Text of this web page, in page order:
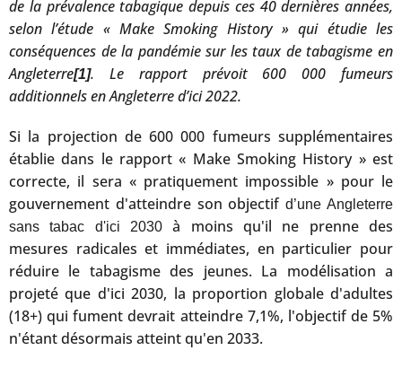
de la prévalence tabagique depuis ces 40 dernières années,
selon l’étude « Make Smoking History » qui étudie les
conséquences de la pandémie sur les taux de tabagisme en
Angleterre[1]. Le rapport prévoit 600 000 fumeurs
additionnels en Angleterre d’ici 2022.
Si la projection de 600 000 fumeurs supplémentaires
établie dans le rapport « Make Smoking History » est
correcte, il sera « pratiquement impossible » pour le
gouvernement d'atteindre son objectifd’une Angleterre
sans tabac d'ici 2030
à moins qu'il ne prenne des
mesures radicales et immédiates, en particulier pour
réduire le tabagisme des jeunes. La modélisation a
projeté que d'ici 2030, la proportion globale d'adultes
(18+) qui fument devrait atteindre 7,1%, l'objectif de 5%
n'étant désormais atteint qu'en 2033.